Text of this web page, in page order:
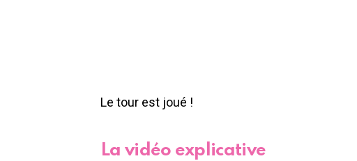
Le tour est joué !
La vidéo explicative